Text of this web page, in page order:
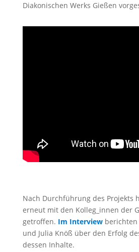
Diakonischen Werks Gießen
Nach Durchführung des Projekts
erneut mit den Kolleg_innen der
getroffen. Im Interview berichten
und Julia Knöß über den Erfolg
dessen Inhalte.